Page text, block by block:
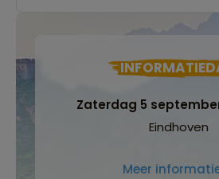
Zaterdag 5
Eindhoven
Meer